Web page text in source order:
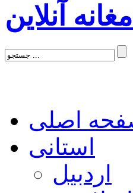
آنلاین
اصلی
استانی
اردبیل